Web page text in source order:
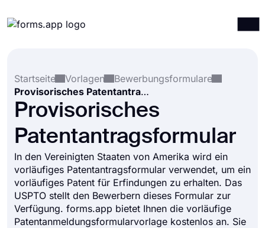
Integrationen
Vorlagen
Ressourcen
Startseite
Vorlagen
Bewerbungsformulare
Provisorisches Patentantragsformular
Provisorisches
Patentantragsformular
In den Vereinigten Staaten von Amerika wird ein
vorläufiges Patentantragsformular verwendet, um ein
vorläufiges Patent für Erfindungen zu erhalten. Das
USPTO stellt den Bewerbern dieses Formular zur
Verfügung. forms.app bietet Ihnen die vorläufige
Patentanmeldungsformularvorlage kostenlos an. Sie